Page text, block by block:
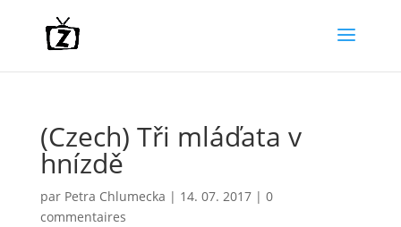
(Czech) Tři mláďata v
hnízdě
par Petra Chlumecka | 14. 07. 2017| 0
commentaires